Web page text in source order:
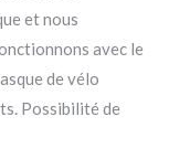
et nous
avec le
de vélo
Possibilité de